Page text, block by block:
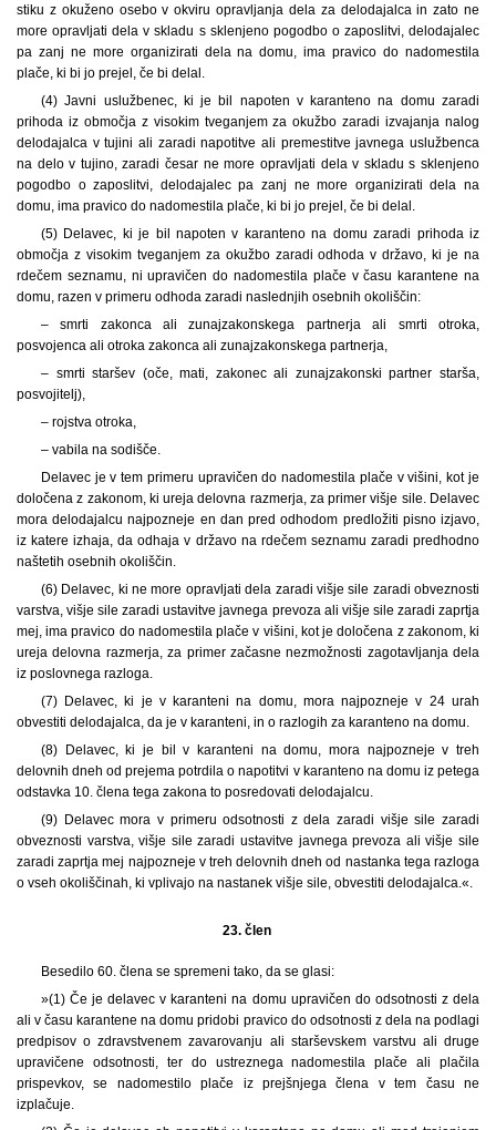
stiku z okuženo osebo v okviru opravljanja dela za delodajalca in zato ne
more opravljati dela v skladu s sklenjeno pogodbo o zaposlitvi, delodajalec
pa zanj ne more organizirati dela na domu, ima pravico do nadomestila
plače, ki bi jo prejel, če bi delal.
(4) Javni uslužbenec, ki je bil napoten v karanteno na domu zaradi
prihoda iz območja z visokim tveganjem za okužbo zaradi izvajanja nalog
delodajalca v tujini ali zaradi napotitve ali premestitve javnega uslužbenca
na delo v tujino, zaradi česar ne more opravljati dela v skladu s sklenjeno
pogodbo o zaposlitvi, delodajalec pa zanj ne more organizirati dela na
domu, ima pravico do nadomestila plače, ki bi jo prejel, če bi delal.
(5) Delavec, ki je bil napoten v karanteno na domu zaradi prihoda iz
območja z visokim tveganjem za okužbo zaradi odhoda v državo, ki je na
rdečem seznamu, ni upravičen do nadomestila plače v času karantene na
domu, razen v primeru odhoda zaradi naslednjih osebnih okoliščin:
– smrti zakonca ali zunajzakonskega partnerja ali smrti otroka,
posvojenca ali otroka zakonca ali zunajzakonskega partnerja,
– smrti staršev (oče, mati, zakonec ali zunajzakonski partner starša,
posvojitelj),
– rojstva otroka,
– vabila na sodišče.
Delavec je v tem primeru upravičen do nadomestila plače v višini, kot je
določena z zakonom, ki ureja delovna razmerja, za primer višje sile. Delavec
mora delodajalcu najpozneje en dan pred odhodom predložiti pisno izjavo,
iz katere izhaja, da odhaja v državo na rdečem seznamu zaradi predhodno
naštetih osebnih okoliščin.
(6) Delavec, ki ne more opravljati dela zaradi višje sile zaradi obveznosti
varstva, višje sile zaradi ustavitve javnega prevoza ali višje sile zaradi zaprtja
mej, ima pravico do nadomestila plače v višini, kot je določena z zakonom, ki
ureja delovna razmerja, za primer začasne nezmožnosti zagotavljanja dela
iz poslovnega razloga.
(7) Delavec, ki je v karanteni na domu, mora najpozneje v 24 urah
obvestiti delodajalca, da je v karanteni, in o razlogih za karanteno na domu.
(8) Delavec, ki je bil v karanteni na domu, mora najpozneje v treh
delovnih dneh od prejema potrdila o napotitvi v karanteno na domu iz petega
odstavka 10. člena tega zakona to posredovati delodajalcu.
(9) Delavec mora v primeru odsotnosti z dela zaradi višje sile zaradi
obveznosti varstva, višje sile zaradi ustavitve javnega prevoza ali višje sile
zaradi zaprtja mej najpozneje v treh delovnih dneh od nastanka tega razloga
o vseh okoliščinah, ki vplivajo na nastanek višje sile, obvestiti delodajalca.«.
23. člen
Besedilo 60. člena se spremeni tako, da se glasi:
»(1) Če je delavec v karanteni na domu upravičen do odsotnosti z dela
ali v času karantene na domu pridobi pravico do odsotnosti z dela na podlagi
predpisov o zdravstvenem zavarovanju ali starševskem varstvu ali druge
upravičene odsotnosti, ter do ustreznega nadomestila plače ali plačila
prispevkov, se nadomestilo plače iz prejšnjega člena v tem času ne
izplačuje.